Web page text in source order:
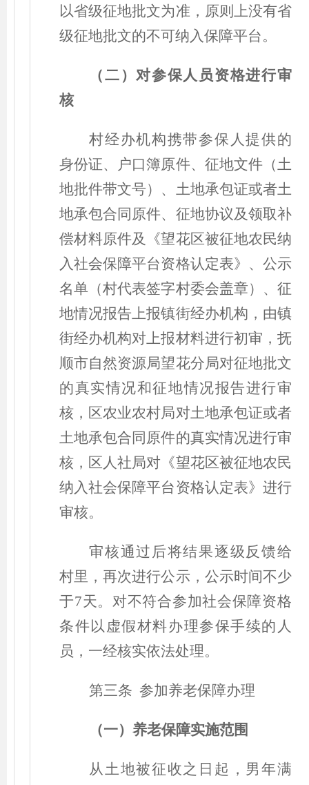
以省级征地批文为准， 原则上没有省
级征地批文的不可纳入保障平台。
（二 ）对参保人员资格进行审
核
村经办机构携带参保人提供的
身份证、户口簿原件、征地文件（土
地批件带文号） 、土地承包证或者土
地承包合同原件、征地协议及领取补
偿材料原件及《望花区被征地农民纳
入社会保障平台资格认定表》、公示
名单 （村代表签字村委会盖章）
、征
地情况报告上报镇街经办机构，由镇
街经办机构对上报材料进行初审，抚
顺市自然资源局望花分局对征地批文
的真实情况和征地情况报告进行审
核，区农业农村局对土地承包证或者
土地承包合同原件的真实情况进行审
核，区人社局对《望花区被征地农民
纳入社会保障平台资格认定表》进行
审核。
审核通过后将结果逐级反馈给
村里，再次进行公示，公示时间不少
于7天。对不符合参加社会保障资格
条件以虚假材料办理参保手续的人
员，一经核实依法处理。
第三条 参加养老保障办理
（一）养老保障实施范围
从土地被征收之日起，男年满